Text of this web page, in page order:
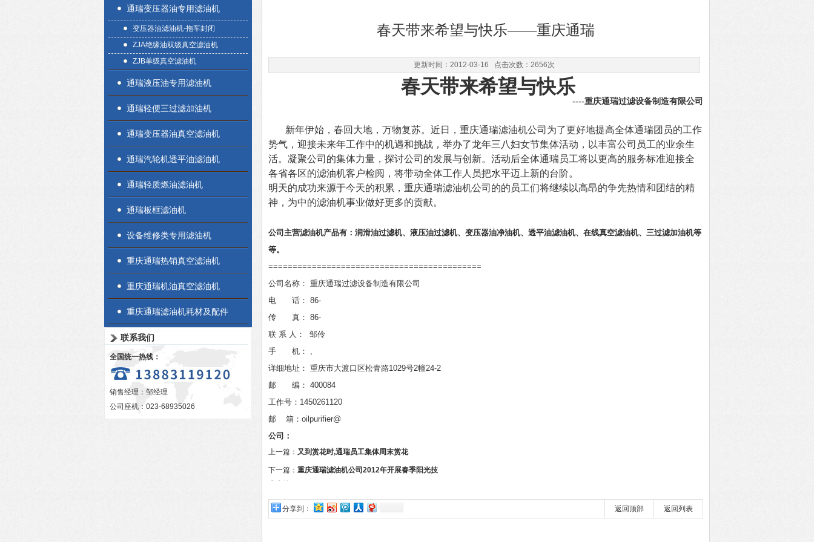
通瑞变压器油专用滤油机
变压器油滤油机-拖车封闭
ZJA绝缘油双级真空滤油机
ZJB单级真空滤油机
通瑞液压油专用滤油机
通瑞轻便三过滤加油机
通瑞变压器油真空滤油机
通瑞汽轮机透平油滤油机
通瑞轻质燃油滤油机
通瑞板框滤油机
设备维修类专用滤油机
重庆通瑞热销真空滤油机
重庆通瑞机油真空滤油机
重庆通瑞滤油机耗材及配件
联系我们
全国统一热线：
销售经理：邹经理
公司座机：023-68935026
春天带来希望与快乐——重庆通瑞
更新时间：2012-03-16 点击次数：2656次
春天带来希望与快乐
----重庆通瑞过滤设备制造有限公司
新年伊始，春回大地，万物复苏。近日， 重庆通瑞滤油机公司 为了更好地提高全体通瑞团员的工作
势气，迎接未来年工作中的机遇和挑战，举办了龙年三八妇女节集体活动，以丰富公司员工的业余生
活。凝聚公司的集体力量，探讨公司的发展与创新。活动后全体通瑞员工将以更高的服务标准迎接全
各省各区的滤油机客户检阅，将带动全体工作人员把水平迈上新的台阶。
明天的成功来源于今天的积累，重庆通瑞滤油机公司的的员工们将继续以高昂的争先热情和团结的精
神，为中的滤油机事业做好更多的贡献。
公司主营滤油机产品有： 润滑油过滤机、 液压油过滤机、 变压器油净油机、 透平油滤油机、 在线真空滤油机、 三过滤加油机等
等。
============================================
公司名称： 重庆通瑞过滤设备制造有限公司
电 话： 86-
传 真： 86-
联 系 人：
邹伶
手 机：
,
详细地址： 重庆市大渡口区松青路1029号2幢24-2
邮 编： 400084
工作号： 1450261120
邮
箱： oilpurifier@
公司：
上一篇： 又到赏花时,通瑞员工集体周末赏花
下一篇： 重庆通瑞滤油机公司2012年开展春季阳光技
分享到： 返回列表
返回顶部